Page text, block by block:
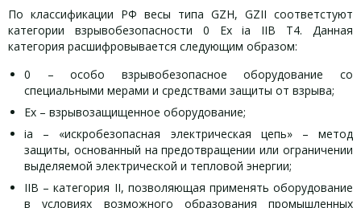
По классификации РФ весы типа GZH, GZII соответстуют
категории взрывобезопасности 0 Ex ia IIB T4. Данная
категория расшифровывается следующим образом:
0 – особо взрывобезопасное оборудование со
специальными мерами и средствами защиты от взрыва;
Ex – взрывозащищенное оборудование;
ia – «искробезопасная электрическая цепь» – метод
защиты, основанный на предотвращении или ограничении
выделяемой электрической и тепловой энергии;
IIB – категория II, позволяющая применять оборудование
в условиях возможного образования промышленных